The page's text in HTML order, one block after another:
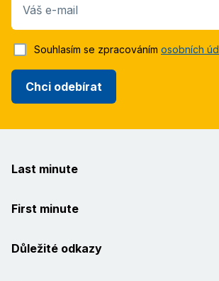
Váš e-mail
Chci odebírat
Souhlasím se zpracováním osobních
Last minute
First minute
Důležité odkazy